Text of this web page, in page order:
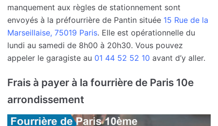
manquement aux règles de stationnement sont
envoyés à la préfourrière de Pantin située 15 Rue de la
Marseillaise, 75019 Paris. Elle est opérationnelle du
lundi au samedi de 8h00 à 20h30. Vous pouvez
appeler le garagiste au 01 44 52 52 10 avant d’y aller.
Frais à payer à la fourrière de Paris 10e
arrondissement